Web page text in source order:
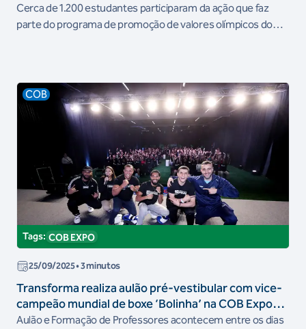
Cerca de 1.200 estudantes participaram da ação que faz
parte do programa de promoção de valores olímpicos do
COB
Tags: COB EXPO
25/09/2025• 3 minutos
Transforma realiza aulão pré-vestibular com vice-
campeão mundial de boxe ‘Bolinha’ na COB Expo
2025
Aulão e Formação de Professores acontecem entre os dias